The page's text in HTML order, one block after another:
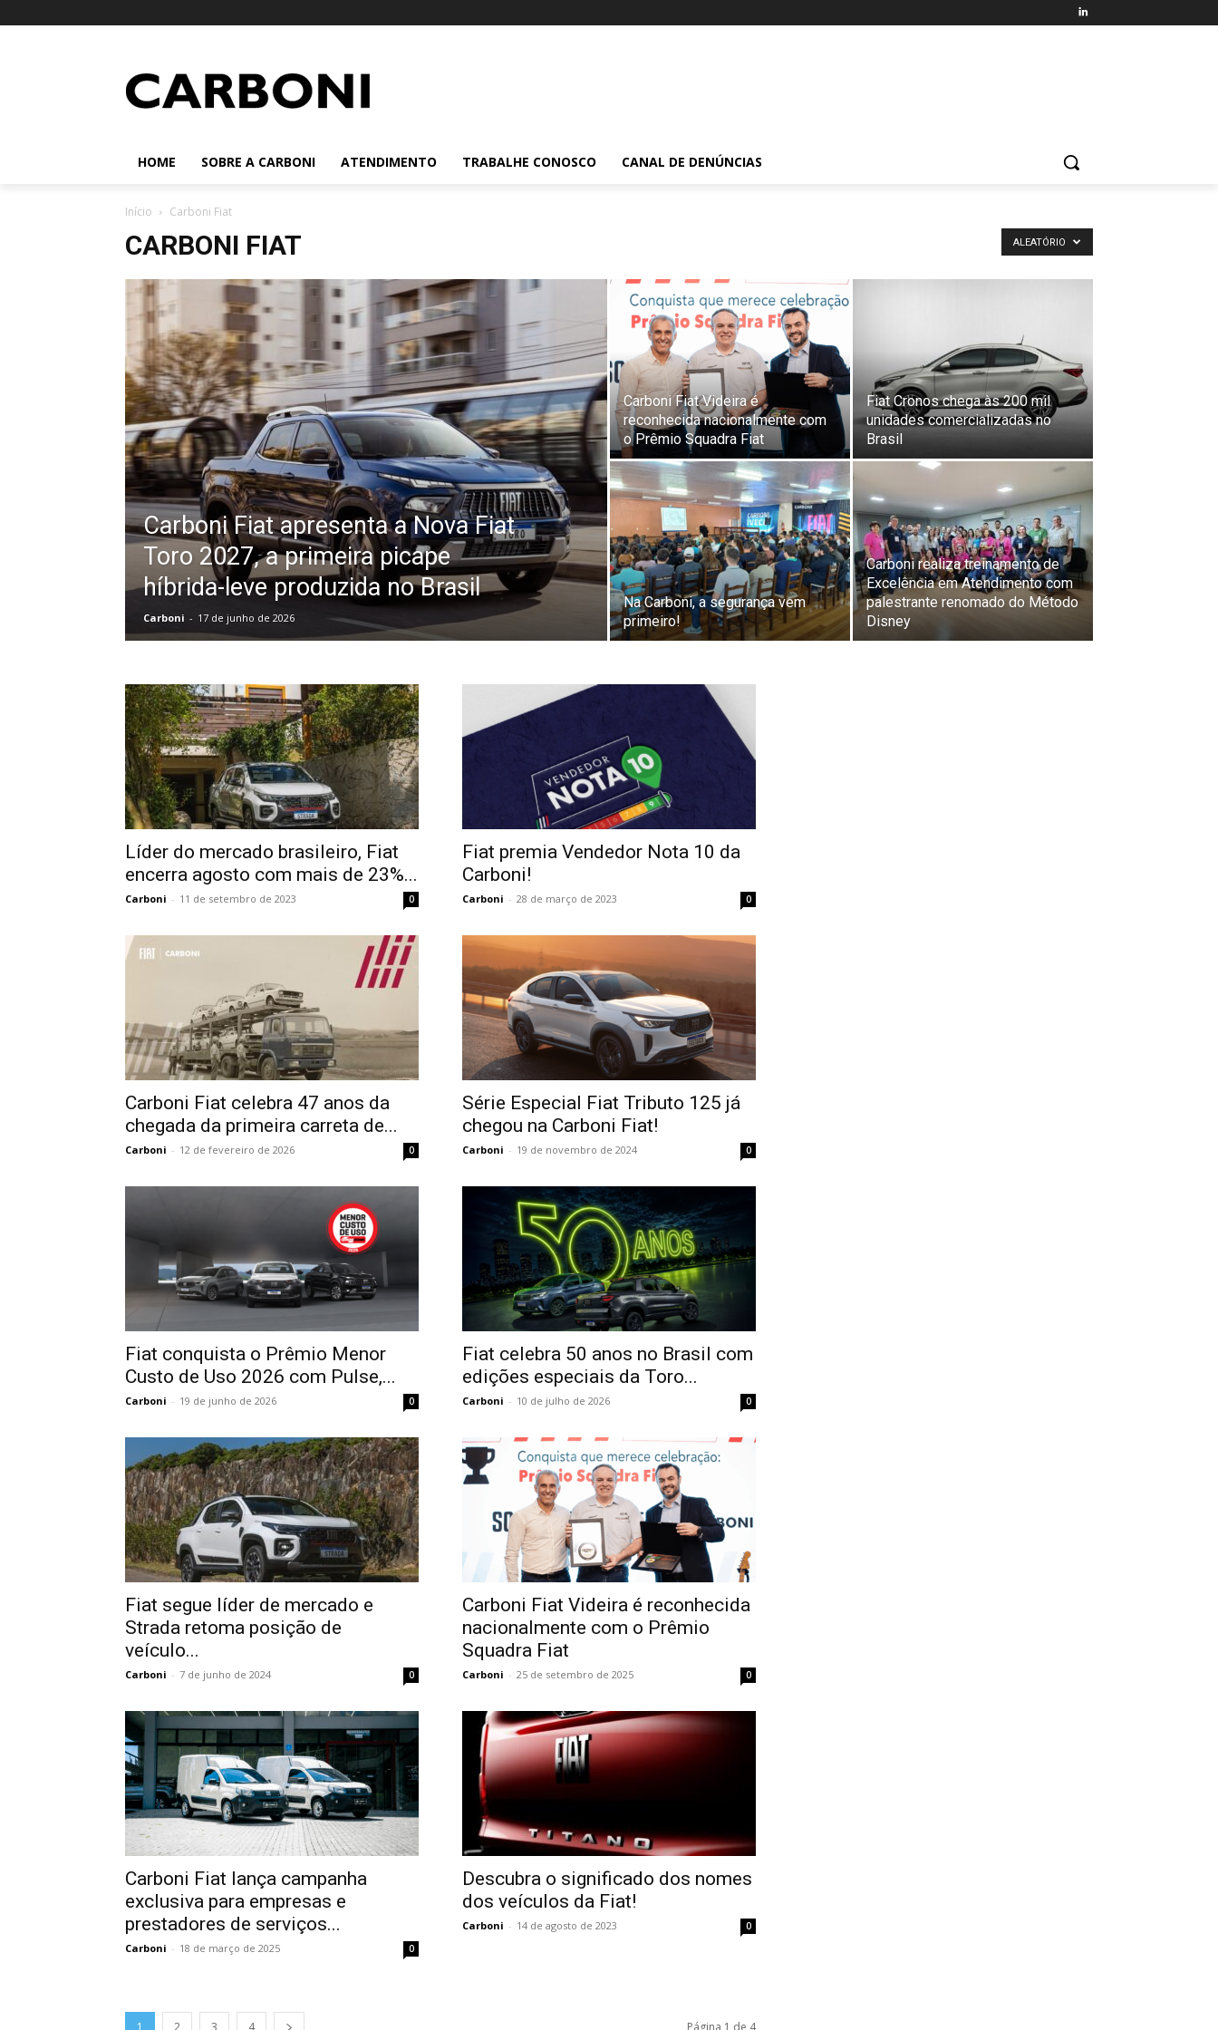
HOME SOBRE A CARBONI ATENDIMENTO TRABALHE CONOSCO CANAL DE DENÚNCIAS
Início Carboni Fiat
CARBONI FIAT ALEATÓRIO
Carboni Fiat apresenta a Nova Fiat
Toro 2027, a primeira picape
híbrida-leve produzida no Brasil
Carboni - 17 de junho de 2026
Carboni Fiat Videira é
reconhecida nacionalmente com
o Prêmio Squadra Fiat
Fiat Cronos chega às 200 mil
unidades comercializadas no
Brasil
Na Carboni, a segurança vem
primeiro!
Carboni realiza treinamento de
Excelência em Atendimento com
palestrante renomado do Método
Disney
Líder do mercado brasileiro, Fiat
encerra agosto com mais de 23%...
Carboni - 11 de setembro de 2023 0
Fiat premia Vendedor Nota 10 da
Carboni!
Carboni - 28 de março de 2023 0
Carboni Fiat celebra 47 anos da
chegada da primeira carreta de...
Carboni - 12 de fevereiro de 2026 0
Série Especial Fiat Tributo 125 já
chegou na Carboni Fiat!
Carboni - 19 de novembro de 2024 0
Fiat conquista o Prêmio Menor
Custo de Uso 2026 com Pulse,...
Carboni - 19 de junho de 2026 0
Fiat celebra 50 anos no Brasil com
edições especiais da Toro...
Carboni - 10 de julho de 2026 0
Fiat segue líder de mercado e
Strada retoma posição de
veículo...
Carboni - 7 de junho de 2024 0
Carboni Fiat Videira é reconhecida
nacionalmente com o Prêmio
Squadra Fiat
Carboni - 25 de setembro de 2025 0
Carboni Fiat lança campanha
exclusiva para empresas e
prestadores de serviços...
Carboni - 18 de março de 2025 0
Descubra o significado dos nomes
dos veículos da Fiat!
Carboni - 14 de agosto de 2023 0
1 2 3 4 Página 1 de 4